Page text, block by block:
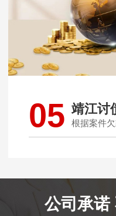
05 靖江讨
根据案件
公司承诺